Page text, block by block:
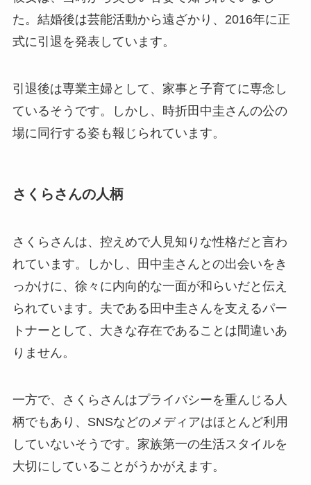
た。結婚後は芸能活動から遠ざかり、2016年に正
式に引退を発表しています。
引退後は専業主婦として、家事と子育てに専念し
ているそうです。しかし、時折田中圭さんの公の
場に同行する姿も報じられています。
さくらさんの人柄
さくらさんは、控えめで人見知りな性格だと言わ
れています。しかし、田中圭さんとの出会いをき
っかけに、徐々に内向的な一面が和らいだと伝え
られています。夫である田中圭さんを支えるパー
トナーとして、大きな存在であることは間違いあ
りません。
一方で、さくらさんはプライバシーを重んじる人
柄でもあり、SNSなどのメディアはほとんど利用
していないそうです。家族第一の生活スタイルを
大切にしていることがうかがえます。